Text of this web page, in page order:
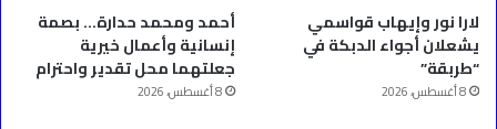
لارا نور وإيهاب قواسمي
يشعلان أجواء الدبكة في
“طربقة”
8 أغسطس، 2026
أحمد ومحمد حدارة… بصمة
إنسانية وأعمال خيرية
جعلتهما محل تقدير واحترام
8 أغسطس، 2026